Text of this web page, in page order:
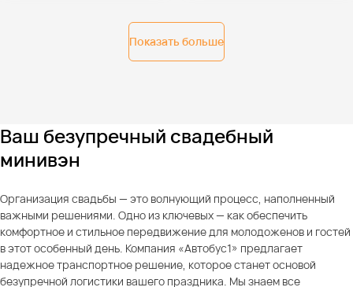
Показать больше
Ваш безупречный свадебный
минивэн
Организация свадьбы — это волнующий процесс, наполненный
важными решениями. Одно из ключевых — как обеспечить
комфортное и стильное передвижение для молодоженов и гостей
в этот особенный день. Компания «Автобус1» предлагает
надежное транспортное решение, которое станет основой
безупречной логистики вашего праздника. Мы знаем все